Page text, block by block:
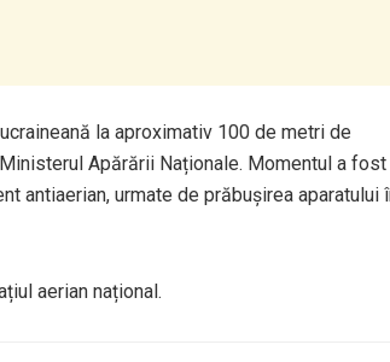
la aproximativ 100 de metri de
Apărării Naționale. Momentul a fost
antiaerian, urmate de prăbușirea aparatului
aerian național.